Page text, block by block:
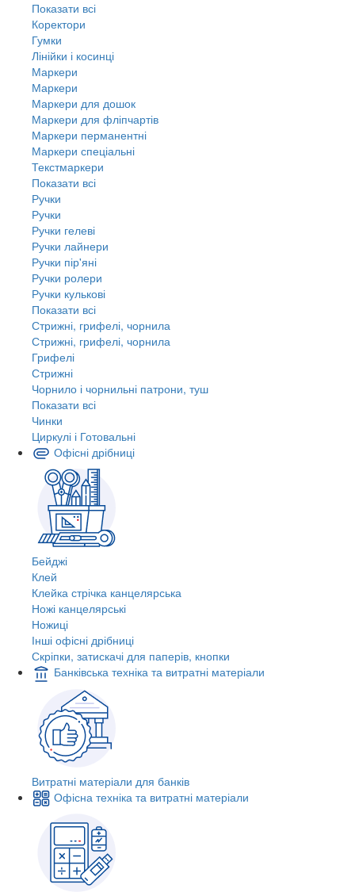
Показати всі
Коректори
Гумки
Лінійки і косинці
Маркери
Маркери
Маркери для дошок
Маркери для фліпчартів
Маркери перманентні
Маркери спеціальні
Текстмаркери
Показати всі
Ручки
Ручки
Ручки гелеві
Ручки лайнери
Ручки пір'яні
Ручки ролери
Ручки кулькові
Показати всі
Стрижні, грифелі, чорнила
Стрижні, грифелі, чорнила
Грифелі
Стрижні
Чорнило і чорнильні патрони, туш
Показати всі
Чинки
Циркулі і Готовальні
Офісні дрібниці
Бейджі
Клей
Клейка стрічка канцелярська
Ножі канцелярські
Ножиці
Інші офісні дрібниці
Скріпки, затискачі для паперів, кнопки
Банківська техніка та витратні матеріали
Витратні матеріали для банків
Офісна техніка та витратні матеріали